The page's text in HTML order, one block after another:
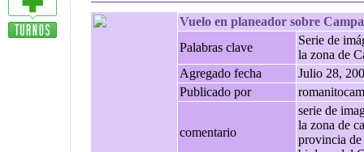
Vuelo en planeador sobre
Palabras clave
Serie de
la zona de
Agregado fecha
Julio 28,
Publicado por
comentario
serie de
la zona de
provincia de